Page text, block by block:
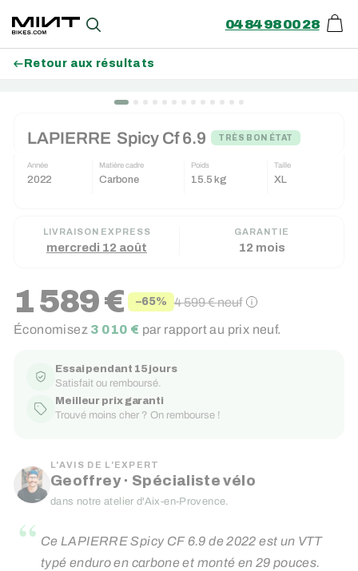
contenu
Recherche 04 84 98 00 28
Retour aux résultats
LAPIERRE Spicy Cf 6.9 TRÈS BON ÉTAT
Année
2022
Matière cadre
Carbone
Poids
15.5 kg
Taille
XL
LIVRAISON EXPRESS
mercredi 12 août
GARANTIE
12 mois
Prix
réduit
1 589 € −65%
Prix
régulier
4 599 €neuf
Économisez 3 010 € par rapport au prix neuf.
Essai pendant 15 jours
Satisfait ou remboursé.
Meilleur prix garanti
Trouvé moins cher ? On rembourse !
L'AVIS DE L'EXPERT
Geoffrey · Spécialiste vélo
dans notre atelier d'Aix-en-Provence.
“ Ce LAPIERRE Spicy CF 6.9 de 2022 est un VTT
typé enduro en carbone et monté en 29 pouces.